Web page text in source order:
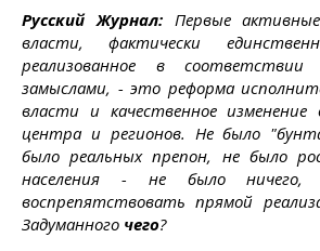
Русский Журнал:Первые
власти, фактически
реализованное в соответствии
замыслами, - это реформа
власти и качественное изменение
центра и регионов. Не было
было реальных препон, не было
населения - не было
воспрепятствовать прямой
Задуманного чего?